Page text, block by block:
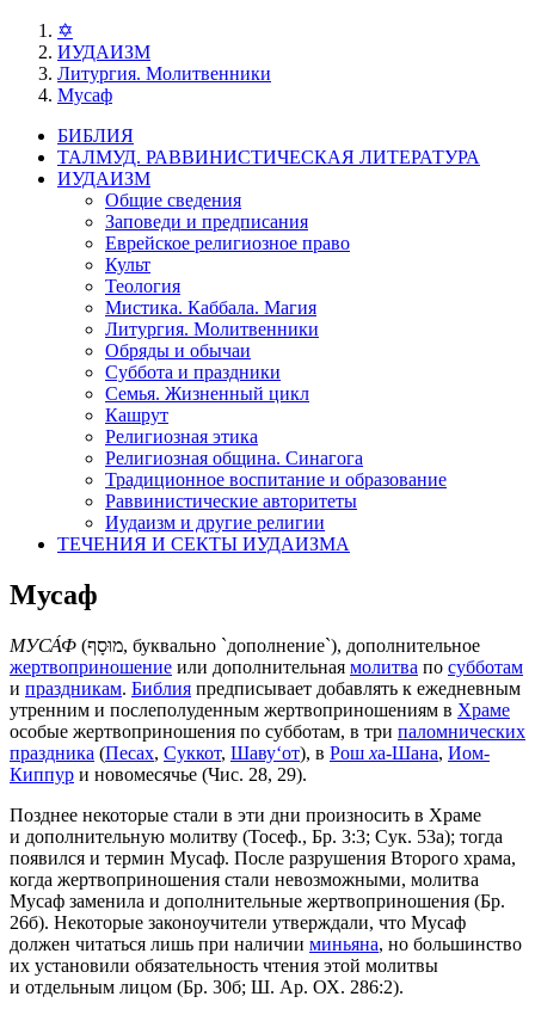
✡
ИУДАИЗМ
Литургия. Молитвенники
Мусаф
БИБЛИЯ
ТАЛМУД. РАВВИНИСТИЧЕСКАЯ ЛИТЕРАТУРА
ИУДАИЗМ
Общие сведения
Заповеди и предписания
Еврейское религиозное право
Культ
Теология
Мистика. Каббала. Магия
Литургия. Молитвенники
Обряды и обычаи
Суббота и праздники
Семья. Жизненный цикл
Кашрут
Религиозная этика
Религиозная община. Синагога
Традиционное воспитание и образование
Раввинистические авторитеты
Иудаизм и другие религии
ТЕЧЕНИЯ И СЕКТЫ ИУДАИЗМА
Мусаф
МУСА́Ф (מוּסָף, буквально `дополнение`), дополнительное
жертвоприношение или дополнительная молитва по субботам
и праздникам. Библия предписывает добавлять к ежедневным
утренним и послеполуденным жертвоприношениям в Храме
особые жертвоприношения по субботам, в три паломнических
праздника (Песах, Суккот, Шаву‘от), в Рош ха-Шана, Иом-
Киппур и новомесячье (Чис. 28, 29).
Позднее некоторые стали в эти дни произносить в Храме
и дополнительную молитву (Тосеф., Бр. 3:3; Сук. 53а); тогда
появился и термин Мусаф. После разрушения Второго храма,
когда жертвоприношения стали невозможными, молитва
Мусаф заменила и дополнительные жертвоприношения (Бр.
26б). Некоторые законоучители утверждали, что Мусаф
должен читаться лишь при наличии миньяна, но большинство
их установили обязательность чтения этой молитвы
и отдельным лицом (Бр. 30б; Ш. Ар. ОХ. 286:2).